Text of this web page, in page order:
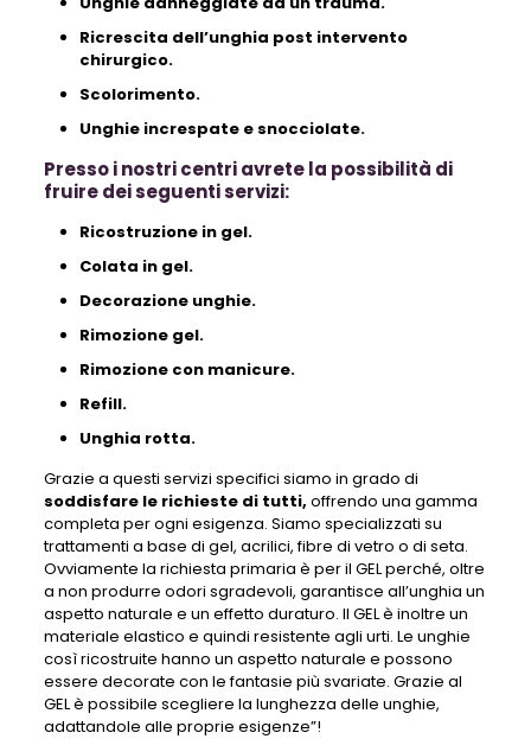
Ricrescita dell’unghia post intervento
chirurgico.
Scolorimento.
Unghie increspate e snocciolate.
Presso i nostri centri avrete la possibilità di
fruire dei seguenti servizi:
Ricostruzione in gel.
Colata in gel.
Decorazione unghie.
Rimozione gel.
Rimozione con manicure.
Refill.
Unghia rotta.
Grazie a questi servizi specifici siamo in grado di
soddisfare le richieste di tutti, offrendo una gamma
completa per ogni esigenza. Siamo specializzati su
trattamenti a base di gel, acrilici, fibre di vetro o di seta.
Ovviamente la richiesta primaria è per il GEL perché, oltre
a non produrre odori sgradevoli, garantisce all’unghia un
aspetto naturale e un effetto duraturo. Il GEL è inoltre un
materiale elastico e quindi resistente agli urti. Le unghie
così ricostruite hanno un aspetto naturale e possono
essere decorate con le fantasie più svariate. Grazie al
GEL è possibile scegliere la lunghezza delle unghie,
adattandole alle proprie esigenze”!